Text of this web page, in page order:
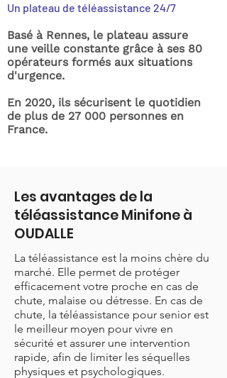
Un plateau de téléassistance 24/7
Basé à Rennes, le plateau assure
une veille constante grâce à ses 80
opérateurs formés aux situations
d'urgence.
En 2020, ils sécurisent le quotidien
de plus de 27 000 personnes en
France.
Les avantages de la
téléassistance Minifone à
OUDALLE
La téléassistance est la moins chère du
marché. Elle permet de protéger
efficacement votre proche en cas de
chute, malaise ou détresse. En cas de
chute, la téléassistance pour senior est
le meilleur moyen pour vivre en
sécurité et assurer une intervention
rapide, afin de limiter les séquelles
physiques et psychologiques.